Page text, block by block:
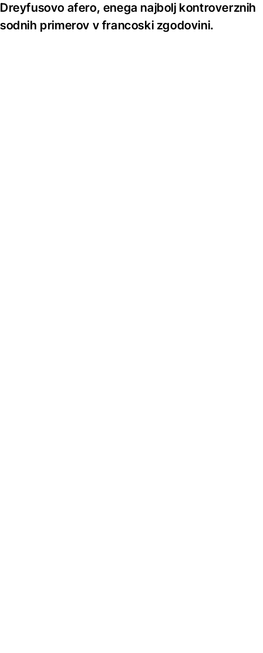
Dreyfusovo afero, enega najbolj kontroverznih
sodnih primerov v francoski zgodovini.